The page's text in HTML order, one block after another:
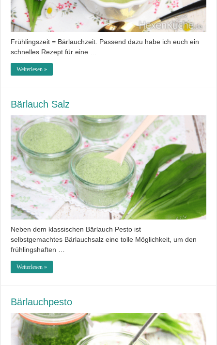
Frühlingszeit = Bärlauchzeit. Passend dazu habe ich euch ein
schnelles Rezept für eine …
Weiterlesen »
Bärlauch Salz
Neben dem klassischen Bärlauch Pesto ist
selbstgemachtes Bärlauchsalz eine tolle Möglichkeit, um den
frühlingshaften …
Weiterlesen »
Bärlauchpesto